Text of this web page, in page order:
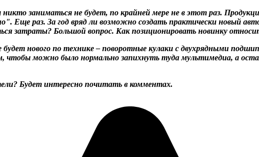
заниматься не будет, по крайней мере не в этот раз.
Еще раз. За год вряд ли возможно создать практически новый
затраты? Большой вопрос. Как позиционировать новинку
нового по технике – поворотные кулаки с двухрядными
чтобы можно было нормально запихнуть туда мультимедиа, а
Будет интересно почитать в комментах.